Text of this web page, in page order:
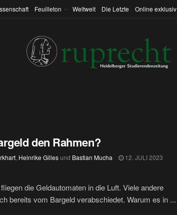
Feuilleton Weltweit Die Letzte Online exklusiv
den Rahmen?
, Heinrike Gillesund Bastian Mucha
12. JULI 2023
die Geldautomaten in die Luft. Viele andere
bereits vom Bargeld verabschiedet. Warum es in ...